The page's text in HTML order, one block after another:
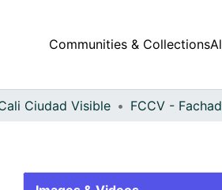
Communities & Collections
Ciudad Visible